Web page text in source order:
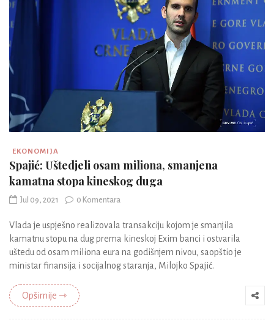
EKONOMIJA
Spajić: Uštedjeli osam miliona, smanjena
kamatna stopa kineskog duga
Jul 09, 2021 0 Komentara
Vlada je uspješno realizovala transakciju kojom je smanjila
kamatnu stopu na dug prema kineskoj Exim banci i ostvarila
uštedu od osam miliona eura na godišnjem nivou, saopštio je
ministar finansija i socijalnog staranja, Milojko Spajić.
Opširnije ⇾